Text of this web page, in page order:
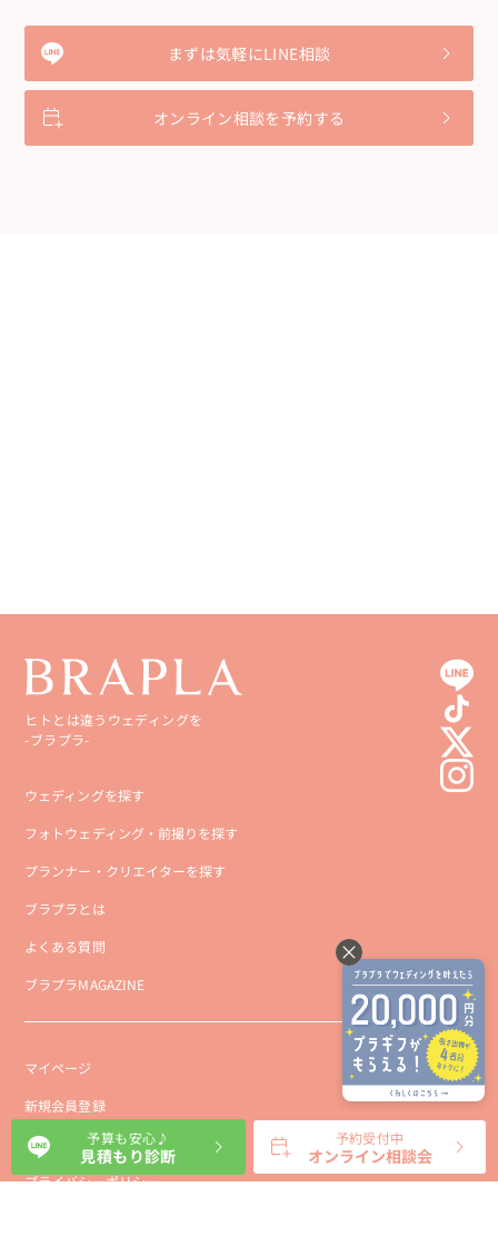
まずは気軽にLINE相談
オンライン相談を予約する
ヒトとは違うウェディングを
-ブラプラ-
ウェディングを探す
フォトウェディング・前撮りを探す
プランナー・クリエイターを探す
ブラプラとは
よくある質問
ブラプラMAGAZINE
マイページ
新規会員登録
会社概要
プライバシーポリシー
予算も安心♪
見積もり診断
予約受付中
オンライン相談会